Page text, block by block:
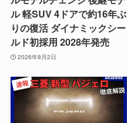
ル 軽SUV 4ドアで約16年ぶ
りの復活 ダイナミックシー
ルド初採用 2028年発売
2026年8月2日